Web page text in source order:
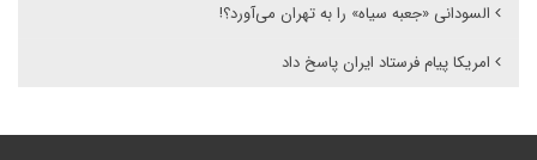
السودانی «جعبه سیاه» را به تهران می‌آورد؟!
امریکا پیام فرستاد ایران پاسخ داد